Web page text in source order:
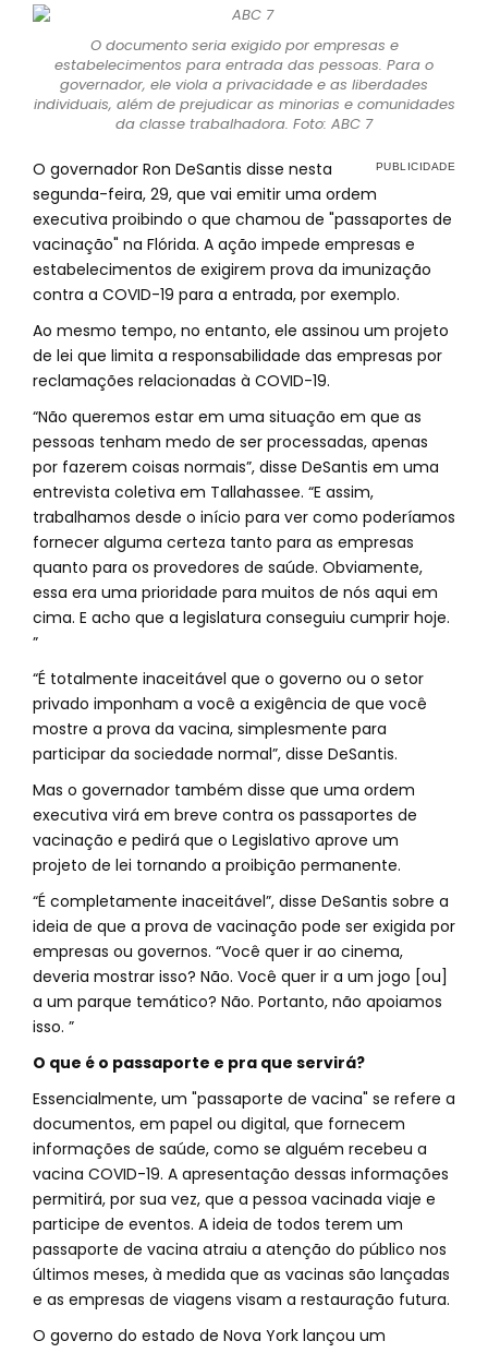
O documento seria exigido por empresas e
estabelecimentos para entrada das pessoas. Para o
governador, ele viola a privacidade e as liberdades
individuais, além de prejudicar as minorias e comunidades
da classe trabalhadora. Foto: ABC 7
O governador Ron DeSantis disse nesta
segunda-feira, 29, que vai emitir uma ordem
executiva proibindo o que chamou de "passaportes de
vacinação" na Flórida. A ação impede empresas e
estabelecimentos de exigirem prova da imunização
contra a COVID-19 para a entrada, por exemplo.
Ao mesmo tempo, no entanto, ele assinou um projeto
de lei que limita a responsabilidade das empresas por
reclamações relacionadas à COVID-19.
“Não queremos estar em uma situação em que as
pessoas tenham medo de ser processadas, apenas
por fazerem coisas normais”, disse DeSantis em uma
entrevista coletiva em Tallahassee. “E assim,
trabalhamos desde o início para ver como poderíamos
fornecer alguma certeza tanto para as empresas
quanto para os provedores de saúde. Obviamente,
essa era uma prioridade para muitos de nós aqui em
cima. E acho que a legislatura conseguiu cumprir hoje.
”
“É totalmente inaceitável que o governo ou o setor
privado imponham a você a exigência de que você
mostre a prova da vacina, simplesmente para
participar da sociedade normal”, disse DeSantis.
Mas o governador também disse que uma ordem
executiva virá em breve contra os passaportes de
vacinação e pedirá que o Legislativo aprove um
projeto de lei tornando a proibição permanente.
“É completamente inaceitável”, disse DeSantis sobre a
ideia de que a prova de vacinação pode ser exigida por
empresas ou governos. “Você quer ir ao cinema,
deveria mostrar isso? Não. Você quer ir a um jogo [ou]
a um parque temático? Não. Portanto, não apoiamos
isso. ”
O que é o passaporte e pra que servirá?
Essencialmente, um "passaporte de vacina" se refere a
documentos, em papel ou digital, que fornecem
informações de saúde, como se alguém recebeu a
vacina COVID-19. A apresentação dessas informações
permitirá, por sua vez, que a pessoa vacinada viaje e
participe de eventos. A ideia de todos terem um
passaporte de vacina atraiu a atenção do público nos
últimos meses, à medida que as vacinas são lançadas
e as empresas de viagens visam a restauração futura.
O governo do estado de Nova York lançou um